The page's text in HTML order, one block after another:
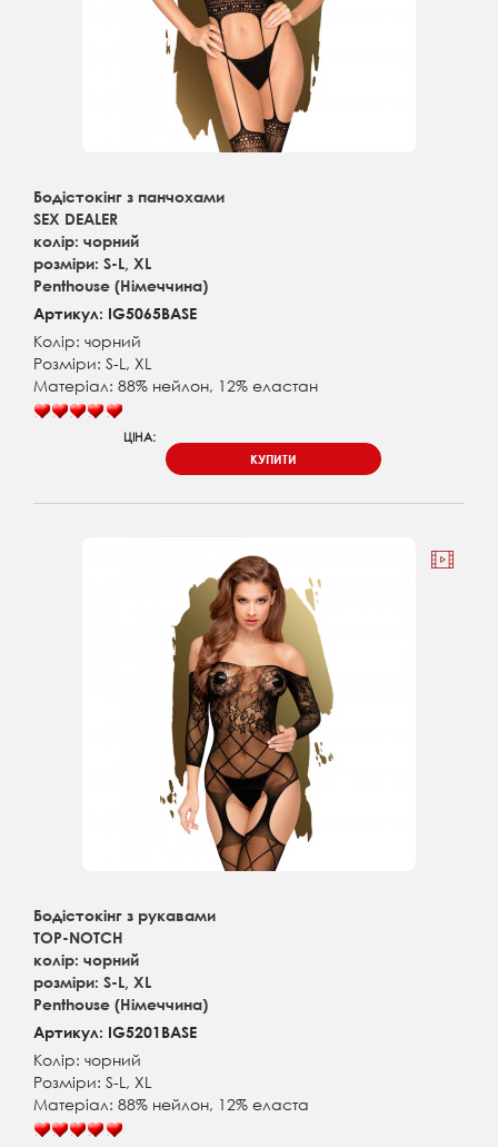
Бодістокінг з панчохами
SEX DEALER
колір: чорний
розміри: S-L, XL
Penthouse (Німеччина)
Артикул: IG5065BASE
Колір: чорний
Розміри: S-L, XL
Матеріал: 88% нейлон, 12% еластан
ЦІНА:
КУПИТИ
Бодістокінг з рукавами
TOP-NOTCH
колір: чорний
розміри: S-L, XL
Penthouse (Німеччина)
Артикул: IG5201BASE
Колір: чорний
Розміри: S-L, XL
Матеріал: 88% нейлон, 12% еласта